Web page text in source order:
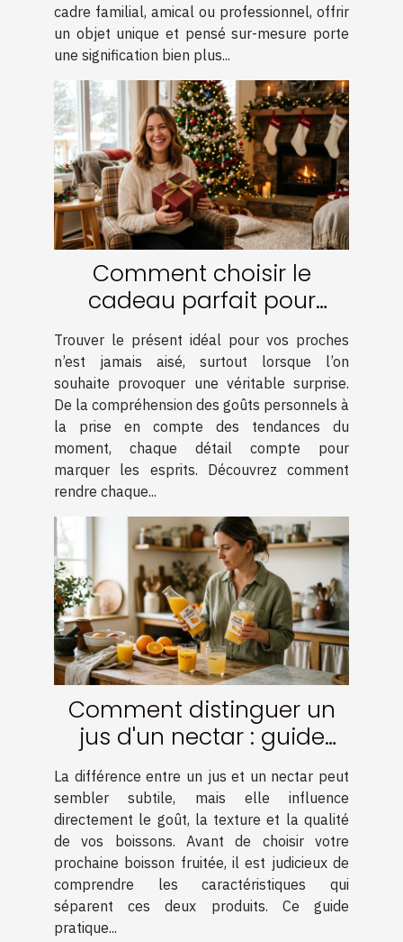
cadre familial, amical ou professionnel, offrir
un objet unique et pensé sur-mesure porte
une signification bien plus...
Comment choisir le
cadeau parfait pour
surprendre vos proches ?
Trouver le présent idéal pour vos proches
n’est jamais aisé, surtout lorsque l’on
souhaite provoquer une véritable surprise.
De la compréhension des goûts personnels à
la prise en compte des tendances du
moment, chaque détail compte pour
marquer les esprits. Découvrez comment
rendre chaque...
Comment distinguer un
jus d'un nectar : guide
pratique
La différence entre un jus et un nectar peut
sembler subtile, mais elle influence
directement le goût, la texture et la qualité
de vos boissons. Avant de choisir votre
prochaine boisson fruitée, il est judicieux de
comprendre les caractéristiques qui
séparent ces deux produits. Ce guide
pratique...